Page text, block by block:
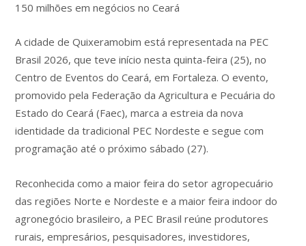
150 milhões em negócios no Ceará
A cidade de Quixeramobim está representada na PEC
Brasil 2026, que teve início nesta quinta-feira (25), no
Centro de Eventos do Ceará, em Fortaleza. O evento,
promovido pela Federação da Agricultura e Pecuária do
Estado do Ceará (Faec), marca a estreia da nova
identidade da tradicional PEC Nordeste e segue com
programação até o próximo sábado (27).
Reconhecida como a maior feira do setor agropecuário
das regiões Norte e Nordeste e a maior feira indoor do
agronegócio brasileiro, a PEC Brasil reúne produtores
rurais, empresários, pesquisadores, investidores,